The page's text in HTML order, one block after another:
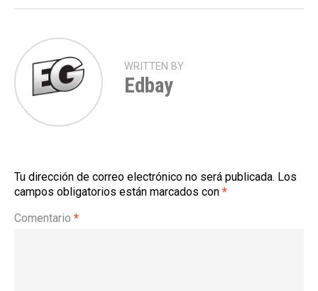
WRITTEN BY
Edbay
Tu dirección de correo electrónico no será publicada. Los
campos obligatorios están marcados con *
Comentario *